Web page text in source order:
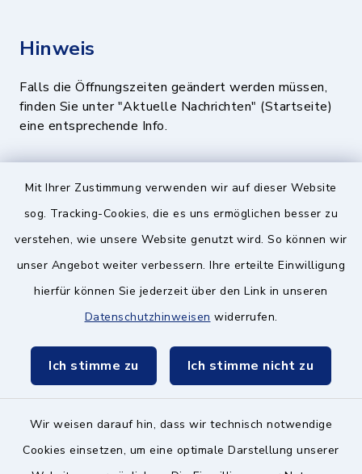
Mit Ihrer Zustimmung verwenden wir auf dieser Website
sog. Tracking-Cookies, die es uns ermöglichen besser zu
verstehen, wie unsere Website genutzt wird. So können wir
unser Angebot weiter verbessern. Ihre erteilte Einwilligung
hierfür können Sie jederzeit über den Link in unseren
Datenschutzhinweisen widerrufen.
Ich stimme zu Ich stimme nicht zu
Wir weisen darauf hin, dass wir technisch notwendige
Cookies einsetzen, um eine optimale Darstellung unserer
Hinweis
Falls die Öffnungszeiten geändert werden müssen,
finden Sie unter "Aktuelle Nachrichten" (Startseite)
eine entsprechende Info.
Quicklinks
BayernPortal
Landratsamt München
Zweckverband München Südost
Kontakt ins Rathaus